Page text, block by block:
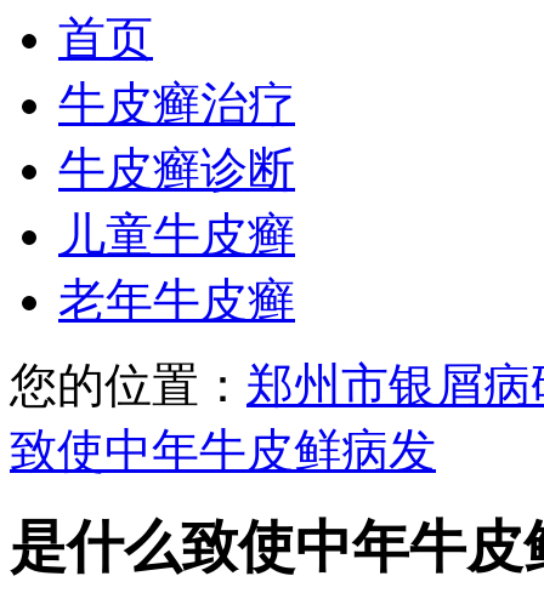
首页
牛皮癣治疗
牛皮癣诊断
儿童牛皮癣
老年牛皮癣
您的位置： 郑州市银屑病
致使中年牛皮鲜病发
是什么致使中年牛皮